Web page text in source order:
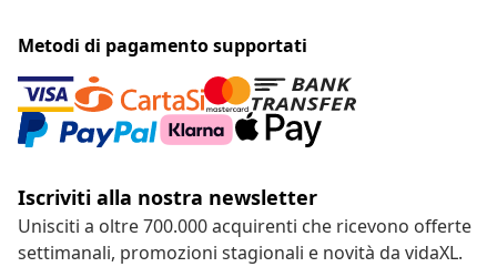
Metodi di pagamento supportati
Iscriviti alla nostra newsletter
Unisciti a oltre 700.000 acquirenti che ricevono offerte
settimanali, promozioni stagionali e novità da vidaXL.